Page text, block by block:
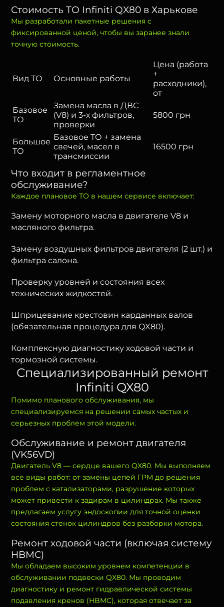
Стоимость ТО Infiniti QX80 в Харькове
Мы разработали пакетные решения с
фиксированной ценой, чтобы вы заранее знали
точную стоимость.
Вид ТО Основные работы
Цена (работа
+
расходники),
от
Базовое
ТО
Замена масла в ДВС
(V8) и 3-х фильтров,
проверки
5800 грн
Большое
ТО
Базовое ТО + замена
свечей, масел в
трансмиссии
16500 грн
Что входит в регламентное
обслуживание?
Каждое плановое ТО в нашем сервисе включает:
Замену моторного масла в двигателе V8 и
масляного фильтра.
Замену воздушных фильтров двигателя (2 шт.) и
фильтра салона.
Проверку уровней и состояния всех
технических жидкостей.
Шприцевание крестовин карданных валов
(обязательная процедура для QX80).
Комплексную диагностику ходовой части и
тормозной системы.
Специализированный ремонт
Infiniti QX80
Помимо планового обслуживания, мы
специализируемся на решении самых частых и
серьезных проблем этой модели.
Обслуживание и ремонт двигателя
(VK56VD)
Двигатель V8 — сердце вашего QX80. Мы выполняем
все виды работ: от замены цепей ГРМ до решения
проблем с катализаторами, разрушение которых
может привести к задирам в цилиндрах. Мы также
предлагаем услугу эндоскопии для точной оценки
состояния стенок цилиндров без разборки мотора.
Ремонт ходовой части (включая систему
HBMC)
Мы обладаем высоким уровнем компетенции в
обслуживании подвески QX80. Мы проводим
диагностику и ремонт гидравлической системы
подавления кренов (HBMC), которая отвечает за